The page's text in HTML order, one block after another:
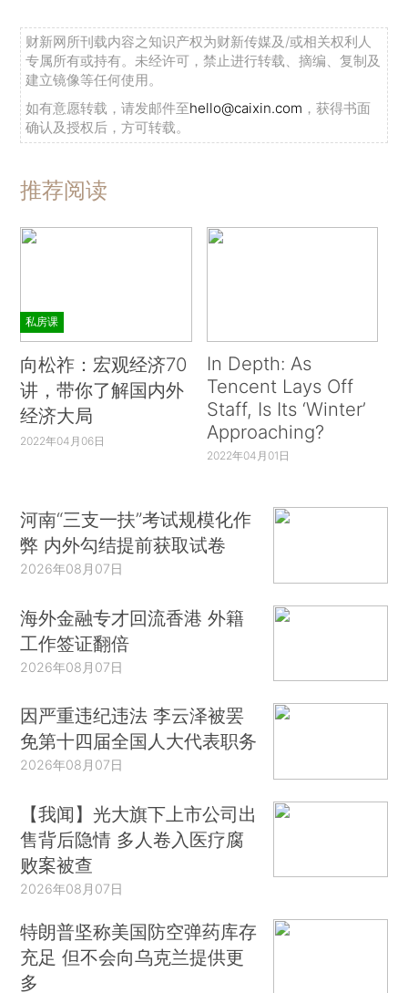
财新网所刊载内容之知识产权为财新传媒及/或相关权利人
专属所有或持有。未经许可，禁止进行转载、摘编、复制及
建立镜像等任何使用。
如有意愿转载，请发邮件至hello@caixin.com ，获得书面
确认及授权后，方可转载。
推荐阅读
私房课
向松祚：宏观经济70
讲，带你了解国内外
经济大局
2022年04月06日
In Depth: As
Tencent Lays Off
Staff, Is Its ‘Winter’
Approaching?
2022年04月01日
河南“三支一扶”考试规模化作
弊 内外勾结提前获取试卷
2026年08月07日
海外金融专才回流香港 外籍
工作签证翻倍
2026年08月07日
因严重违纪违法 李云泽被罢
免第十四届全国人大代表职务
2026年08月07日
【我闻】光大旗下上市公司出
售背后隐情 多人卷入医疗腐
败案被查
2026年08月07日
特朗普坚称美国防空弹药库存
充足 但不会向乌克兰提供更
多